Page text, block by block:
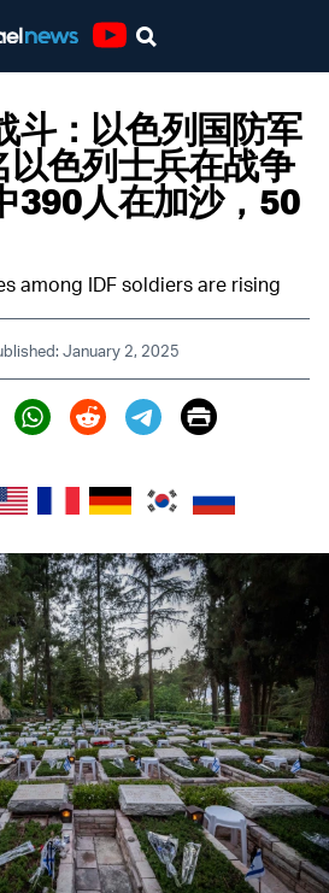
斗：以色列国防军
色列士兵在战争
390人在加沙，50
among IDF soldiers are rising
January 2, 2025
(X)
Print